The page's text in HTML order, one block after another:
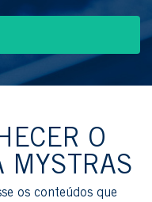
O
MYSTRAS
os conteúdos que